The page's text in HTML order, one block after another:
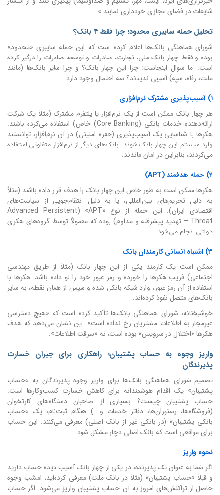
شایعات در فضای مجازی خودداری نمایند.»
تحلیل حمله سایبری محدود؛ چرا فقط ۴ بانک؟
شورای هماهنگی بانک‌ها اعلام کرده است که این حمله سایبری «محدود»
بوده و فقط چهار بانک ملی، تجارت، صادرات و توسعه صادرات را درگیر کرده
است. اما سوال اینجاست: چرا این چهار بانک؟ و چرا سایر بانک‌ها (مانند
ملت، رفاه، سپه) آسیبی ندیدند؟ سه احتمال وجود دارد:
۱) آسیب‌پذیری مشترک نرم‌افزاری
هر چهار بانک ممکن است از یک نرم‌افزار یا پلتفرم مشترک (مثلاً یک شرکت
ارائه‌دهنده خدمات بانکی (Core Banking) خاص) استفاده می‌کرده باشند.
هکرها با شناسایی یک آسیب‌پذیری (حفره امنیتی) در آن نرم‌افزار، توانستند
وارد سیستم این چهار بانک شوند. بانک‌های دیگر از نرم‌افزار متفاوتی استفاده
می‌کردند، بنابراین در امان ماندند.
۲) حمله هدفمند (APT)
هکرها ممکن است به طور خاص این چهار بانک را هدف قرار داده باشند (مثلاً
به دلیل تحریم‌های بین‌المللی، یا به دلیل انتقام‌جویی از سیاست‌های
اقتصادی ایران). این حمله از نوع «APT» (Advanced Persistent
Threat – تهدید پیشرفته و مداوم) بوده که معمولاً توسط گروه‌های هکری
دولتی انجام می‌شود.
۳) اشتباه انسانی کارمندان بانک
ممکن است یک کارمند یکی از این چهار بانک (مثلاً از طریق مهندسی
اجتماعی) فریب هکرها را خورده و رمز عبور خود را لو داده باشد. هکرها با
استفاده از آن رمز عبور، وارد شبکه بانکی شده و سپس از همان نقطه، به سایر
بانک‌های متصل نفوذ کرده‌اند.
خوشبختانه، شورای هماهنگی بانک‌ها تأکید کرده است که «هیچ دسترسی
غیرمجاز به اطلاعات مشتریان رخ نداده است». این نشان می‌دهد که هدف
هکرها «اختلال در سرویس» بوده است، نه «سرقت اطلاعات».
واریز وجوه به حساب پشتیبان؛ راهکاری برای جبران خسارت
پذیرندگان
تصمیم شورای هماهنگی بانک‌ها برای واریز وجوه پذیرندگان به «حساب
پشتیبان» یک اقدام هوشمندانه برای کاهش خسارت کسب‌وکارها است.
حساب پشتیبان چیست؟ بسیاری از صاحبان دستگاه‌های کارتخوان
(فروشگاه‌ها، رستوران‌ها، دفاتر خدمات و...) هنگام ثبت‌نام، یک «حساب
بانکی پشتیبان» (در بانکی غیر از بانک اصلی) معرفی می‌کنند. این حساب
برای مواقعی است که بانک اصلی دچار مشکل شود.
نحوه واریز
اگر شما به عنوان یک پذیرنده، در یکی از چهار بانک آسیب دیده حساب دارید
و قبلاً «حساب پشتیبان» (مثلاً در بانک ملت) معرفی کرده‌اید، امشب وجوه
حاصل از تراکنش‌های امروز به آن حساب پشتیبان واریز می‌شود. اگر حساب